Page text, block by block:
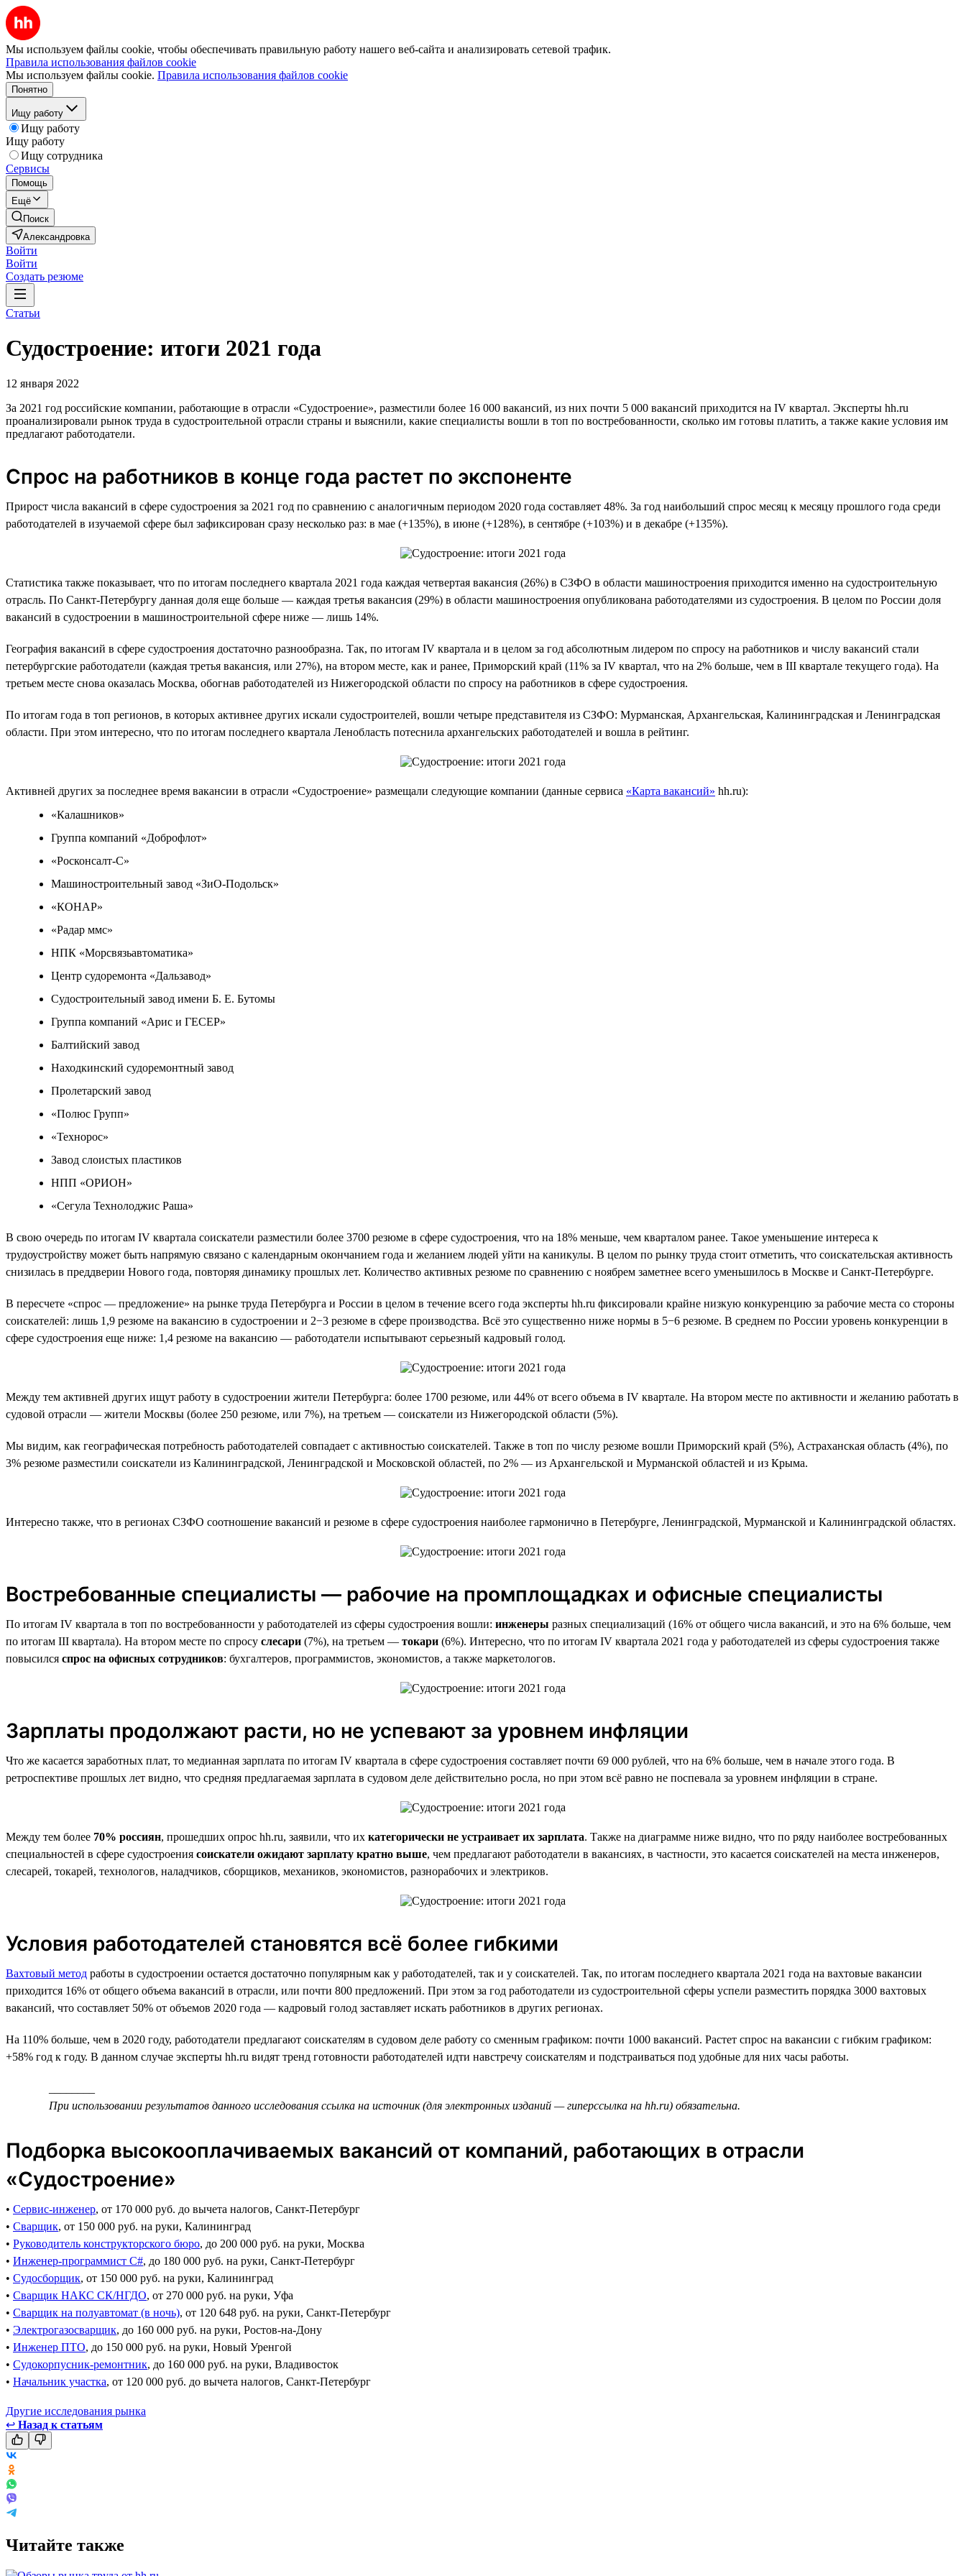
Мы используем файлы cookie, чтобы обеспечивать правильную работу нашего веб-сайта и анализировать сетевой трафик.
Правила использования файлов cookie
Мы используем файлы cookie. Правила использования файлов cookie
Понятно
Ищу работу
Ищу работу
Ищу работу
Ищу сотрудника
Сервисы
Помощь
Ещё
Поиск
Александровка
Войти
Войти
Создать резюме
Статьи
Судостроение: итоги 2021 года
12 января 2022
За 2021 год российские компании, работающие в отрасли «Судостроение», разместили более 16 000 вакансий, из них почти 5 000 вакансий приходится на IV квартал. Эксперты hh.ru
проанализировали рынок труда в судостроительной отрасли страны и выяснили, какие специалисты вошли в топ по востребованности, сколько им готовы платить, а также какие условия им
предлагают работодатели.
Спрос на работников в конце года растет по экспоненте
Прирост числа вакансий в сфере судостроения за 2021 год по сравнению с аналогичным периодом 2020 года составляет 48%. За год наибольший спрос месяц к месяцу прошлого года среди
работодателей в изучаемой сфере был зафиксирован сразу несколько раз: в мае (+135%), в июне (+128%), в сентябре (+103%) и в декабре (+135%).
Статистика также показывает, что по итогам последнего квартала 2021 года каждая четвертая вакансия (26%) в СЗФО в области машиностроения приходится именно на судостроительную
отрасль. По Санкт-Петербургу данная доля еще больше — каждая третья вакансия (29%) в области машиностроения опубликована работодателями из судостроения. В целом по России доля
вакансий в судостроении в машиностроительной сфере ниже — лишь 14%.
География вакансий в сфере судостроения достаточно разнообразна. Так, по итогам IV квартала и в целом за год абсолютным лидером по спросу на работников и числу вакансий стали
петербургские работодатели (каждая третья вакансия, или 27%), на втором месте, как и ранее, Приморский край (11% за IV квартал, что на 2% больше, чем в III квартале текущего года). На
третьем месте снова оказалась Москва, обогнав работодателей из Нижегородской области по спросу на работников в сфере судостроения.
По итогам года в топ регионов, в которых активнее других искали судостроителей, вошли четыре представителя из СЗФО: Мурманская, Архангельская, Калининградская и Ленинградская
области. При этом интересно, что по итогам последнего квартала Ленобласть потеснила архангельских работодателей и вошла в рейтинг.
Активней других за последнее время вакансии в отрасли «Судостроение» размещали следующие компании (данные сервиса «Карта вакансий» hh.ru):
«Калашников»
Группа компаний «Доброфлот»
«Росконсалт-С»
Машиностроительный завод «ЗиО-Подольск»
«КОНАР»
«Радар ммс»
НПК «Морсвязьавтоматика»
Центр судоремонта «Дальзавод»
Судостроительный завод имени Б. Е. Бутомы
Группа компаний «Арис и ГЕСЕР»
Балтийский завод
Находкинский судоремонтный завод
Пролетарский завод
«Полюс Групп»
«Технорос»
Завод слоистых пластиков
НПП «ОРИОН»
«Сегула Технолоджис Раша»
В свою очередь по итогам IV квартала соискатели разместили более 3700 резюме в сфере судостроения, что на 18% меньше, чем кварталом ранее. Такое уменьшение интереса к
трудоустройству может быть напрямую связано с календарным окончанием года и желанием людей уйти на каникулы. В целом по рынку труда стоит отметить, что соискательская активность
снизилась в преддверии Нового года, повторяя динамику прошлых лет. Количество активных резюме по сравнению с ноябрем заметнее всего уменьшилось в Москве и Санкт-Петербурге.
В пересчете «спрос — предложение» на рынке труда Петербурга и России в целом в течение всего года эксперты hh.ru фиксировали крайне низкую конкуренцию за рабочие места со стороны
соискателей: лишь 1,9 резюме на вакансию в судостроении и 2−3 резюме в сфере производства. Всё это существенно ниже нормы в 5−6 резюме. В среднем по России уровень конкуренции в
сфере судостроения еще ниже: 1,4 резюме на вакансию — работодатели испытывают серьезный кадровый голод.
Между тем активней других ищут работу в судостроении жители Петербурга: более 1700 резюме, или 44% от всего объема в IV квартале. На втором месте по активности и желанию работать в
судовой отрасли — жители Москвы (более 250 резюме, или 7%), на третьем — соискатели из Нижегородской области (5%).
Мы видим, как географическая потребность работодателей совпадает с активностью соискателей. Также в топ по числу резюме вошли Приморский край (5%), Астраханская область (4%), по
3% резюме разместили соискатели из Калининградской, Ленинградской и Московской областей, по 2% — из Архангельской и Мурманской областей и из Крыма.
Интересно также, что в регионах СЗФО соотношение вакансий и резюме в сфере судостроения наиболее гармонично в Петербурге, Ленинградской, Мурманской и Калининградской областях.
Востребованные специалисты — рабочие на промплощадках и офисные специалисты
По итогам IV квартала в топ по востребованности у работодателей из сферы судостроения вошли: инженеры разных специализаций (16% от общего числа вакансий, и это на 6% больше, чем
по итогам III квартала). На втором месте по спросу слесари (7%), на третьем — токари (6%). Интересно, что по итогам IV квартала 2021 года у работодателей из сферы судостроения также
повысился спрос на офисных сотрудников: бухгалтеров, программистов, экономистов, а также маркетологов.
Зарплаты продолжают расти, но не успевают за уровнем инфляции
Что же касается заработных плат, то медианная зарплата по итогам IV квартала в сфере судостроения составляет почти 69 000 рублей, что на 6% больше, чем в начале этого года. В
ретроспективе прошлых лет видно, что средняя предлагаемая зарплата в судовом деле действительно росла, но при этом всё равно не поспевала за уровнем инфляции в стране.
Между тем более 70% россиян, прошедших опрос hh.ru, заявили, что их категорически не устраивает их зарплата. Также на диаграмме ниже видно, что по ряду наиболее востребованных
специальностей в сфере судостроения соискатели ожидают зарплату кратно выше, чем предлагают работодатели в вакансиях, в частности, это касается соискателей на места инженеров,
слесарей, токарей, технологов, наладчиков, сборщиков, механиков, экономистов, разнорабочих и электриков.
Условия работодателей становятся всё более гибкими
Вахтовый метод работы в судостроении остается достаточно популярным как у работодателей, так и у соискателей. Так, по итогам последнего квартала 2021 года на вахтовые вакансии
приходится 16% от общего объема вакансий в отрасли, или почти 800 предложений. При этом за год работодатели из судостроительной сферы успели разместить порядка 3000 вахтовых
вакансий, что составляет 50% от объемов 2020 года — кадровый голод заставляет искать работников в других регионах.
На 110% больше, чем в 2020 году, работодатели предлагают соискателям в судовом деле работу со сменным графиком: почти 1000 вакансий. Растет спрос на вакансии с гибким графиком:
+58% год к году. В данном случае эксперты hh.ru видят тренд готовности работодателей идти навстречу соискателям и подстраиваться под удобные для них часы работы.
При использовании результатов данного исследования ссылка на источник (для электронных изданий — гиперссылка на hh.ru) обязательна.
Подборка высокооплачиваемых вакансий от компаний, работающих в отрасли
«Судостроение»
• Сервис-инженер, от 170 000 руб. до вычета налогов, Санкт-Петербург
• Сварщик, от 150 000 руб. на руки, Калининград
• Руководитель конструкторского бюро, до 200 000 руб. на руки, Москва
• Инженер-программист C#, до 180 000 руб. на руки, Санкт-Петербург
• Судосборщик, от 150 000 руб. на руки, Калининград
• Сварщик НАКС СК/НГДО, от 270 000 руб. на руки, Уфа
• Сварщик на полуавтомат (в ночь), от 120 648 руб. на руки, Санкт-Петербург
• Электрогазосварщик, до 160 000 руб. на руки, Ростов-на-Дону
• Инженер ПТО, до 150 000 руб. на руки, Новый Уренгой
• Судокорпусник-ремонтник, до 160 000 руб. на руки, Владивосток
• Начальник участка, от 120 000 руб. до вычета налогов, Санкт-Петербург
Другие исследования рынка
↩ Назад к статьям
Читайте также